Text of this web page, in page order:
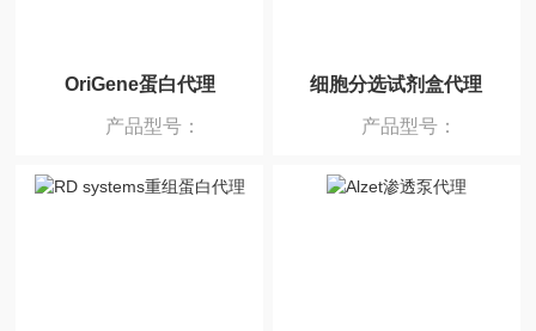
OriGene蛋白代理
产品型号：
细胞分选试剂盒代理
产品型号：